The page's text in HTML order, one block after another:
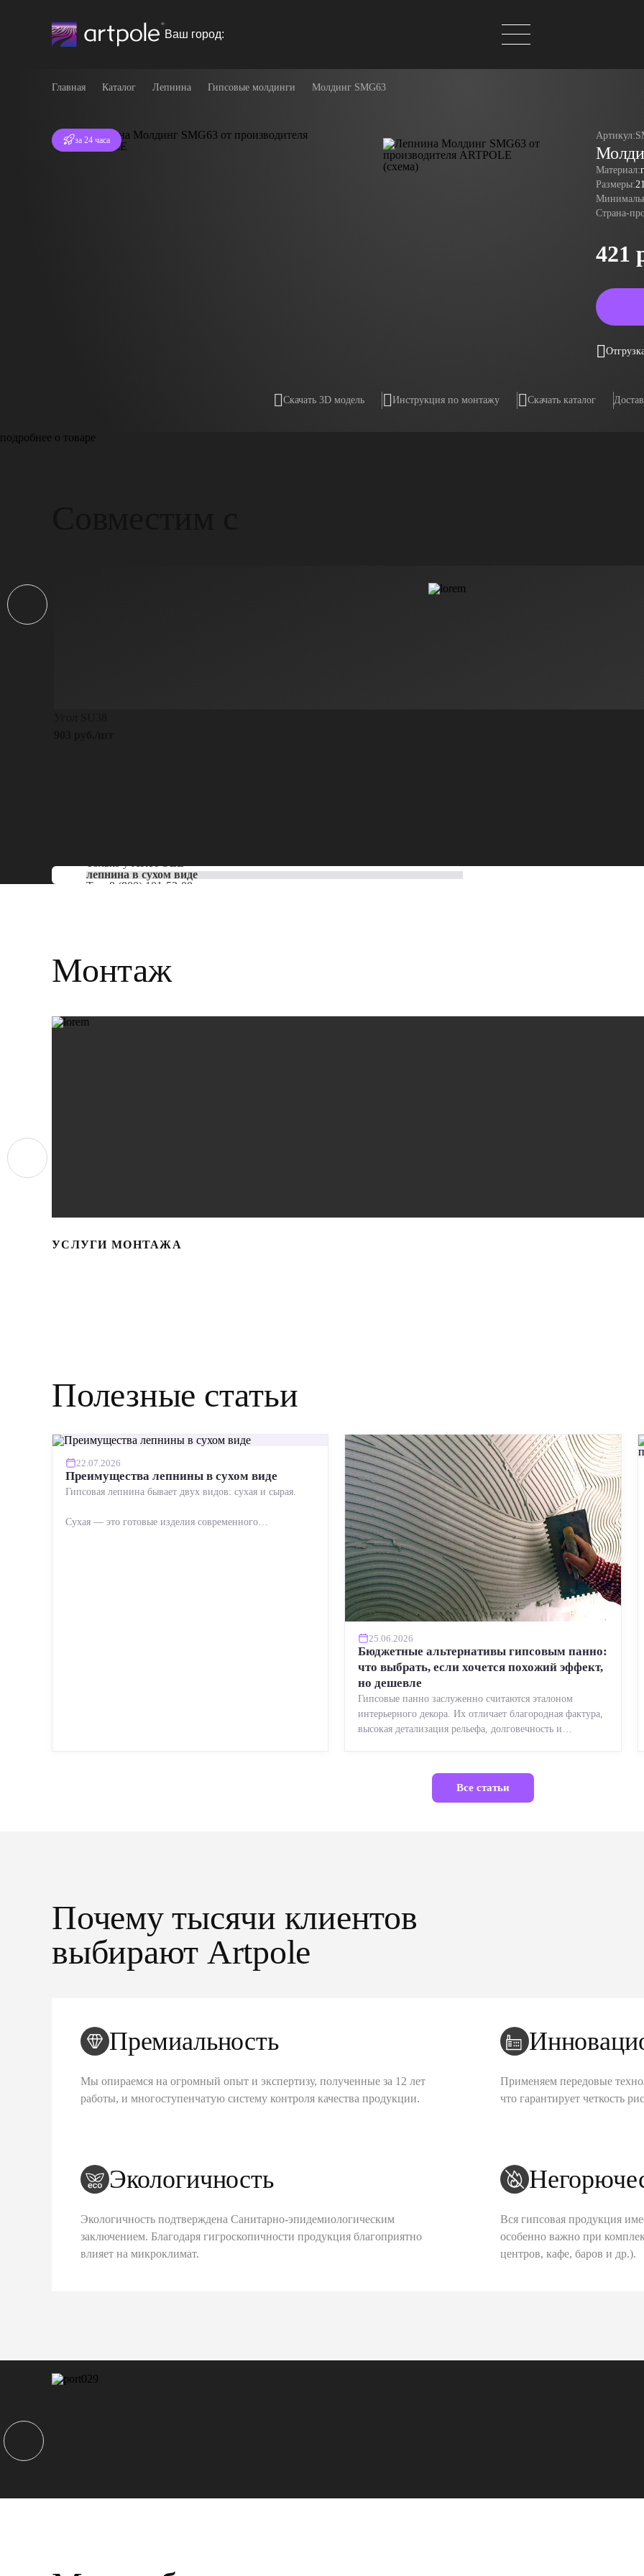
Ваш город:
Главная Каталог Лепнина Гипсовые молдинги Молдинг SMG63
за 24 часа Артикул:
Материал:
Размеры:
Страна-
421
Скачать 3D модель Инструкция по монтажу Скачать каталог
подробнее о товаре
Только уARTPOLE
лепнина в сухом виде
Тел: 8 (800) 101-53-00
Монтаж
УСЛУГИ МОНТАЖА
Полезные статьи
22.07.2026
Преимущества лепнины в сухом виде
Гипсовая лепнина бывает двух видов: сухая и сырая.
Сухая — это готовые изделия современного
25.06.2026
Бюджетные альтернативы гипсовым панно:
что выбрать, если хочется похожий эффект,
но дешевле
Гипсовые панно заслуженно считаются эталоном
интерьерного декора. Их отличает благородная фактура,
высокая детализация рельефа, долговечность и
Все статьи
Почему тысячи клиентов
выбирают Artpole
Премиальность
Мы опираемся на огромный опыт и экспертизу, полученные за 12 лет
работы, и многоступенчатую систему контроля качества продукции.
Применяем передовые
что гарантирует четкость
Экологичность
Экологичность подтверждена Санитарно-эпидемиологическим
заключением. Благодаря гигроскопичности продукция благоприятно
влияет на микроклимат.
Вся гипсовая продукция
особенно важно при
центров, кафе, баров и др.).